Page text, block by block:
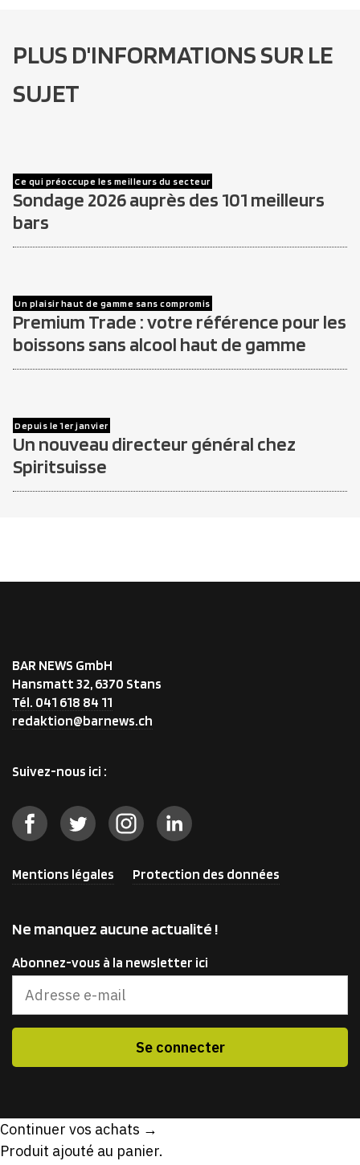
PLUS D'INFORMATIONS SUR LE
SUJET
Ce qui préoccupe les meilleurs du secteur
Sondage 2026 auprès des 101 meilleurs
bars
Un plaisir haut de gamme sans compromis
Premium Trade : votre référence pour les
boissons sans alcool haut de gamme
Depuis le 1er janvier
Un nouveau directeur général chez
Spiritsuisse
BAR NEWS GmbH
Hansmatt 32, 6370 Stans
Tél. 041 618 84 11
redaktion@barnews.ch
Suivez-nous ici :
Mentions légales Protection des données
Ne manquez aucune actualité !
Abonnez-vous à la newsletter ici
Continuer vos achats →
Produit ajouté au panier.